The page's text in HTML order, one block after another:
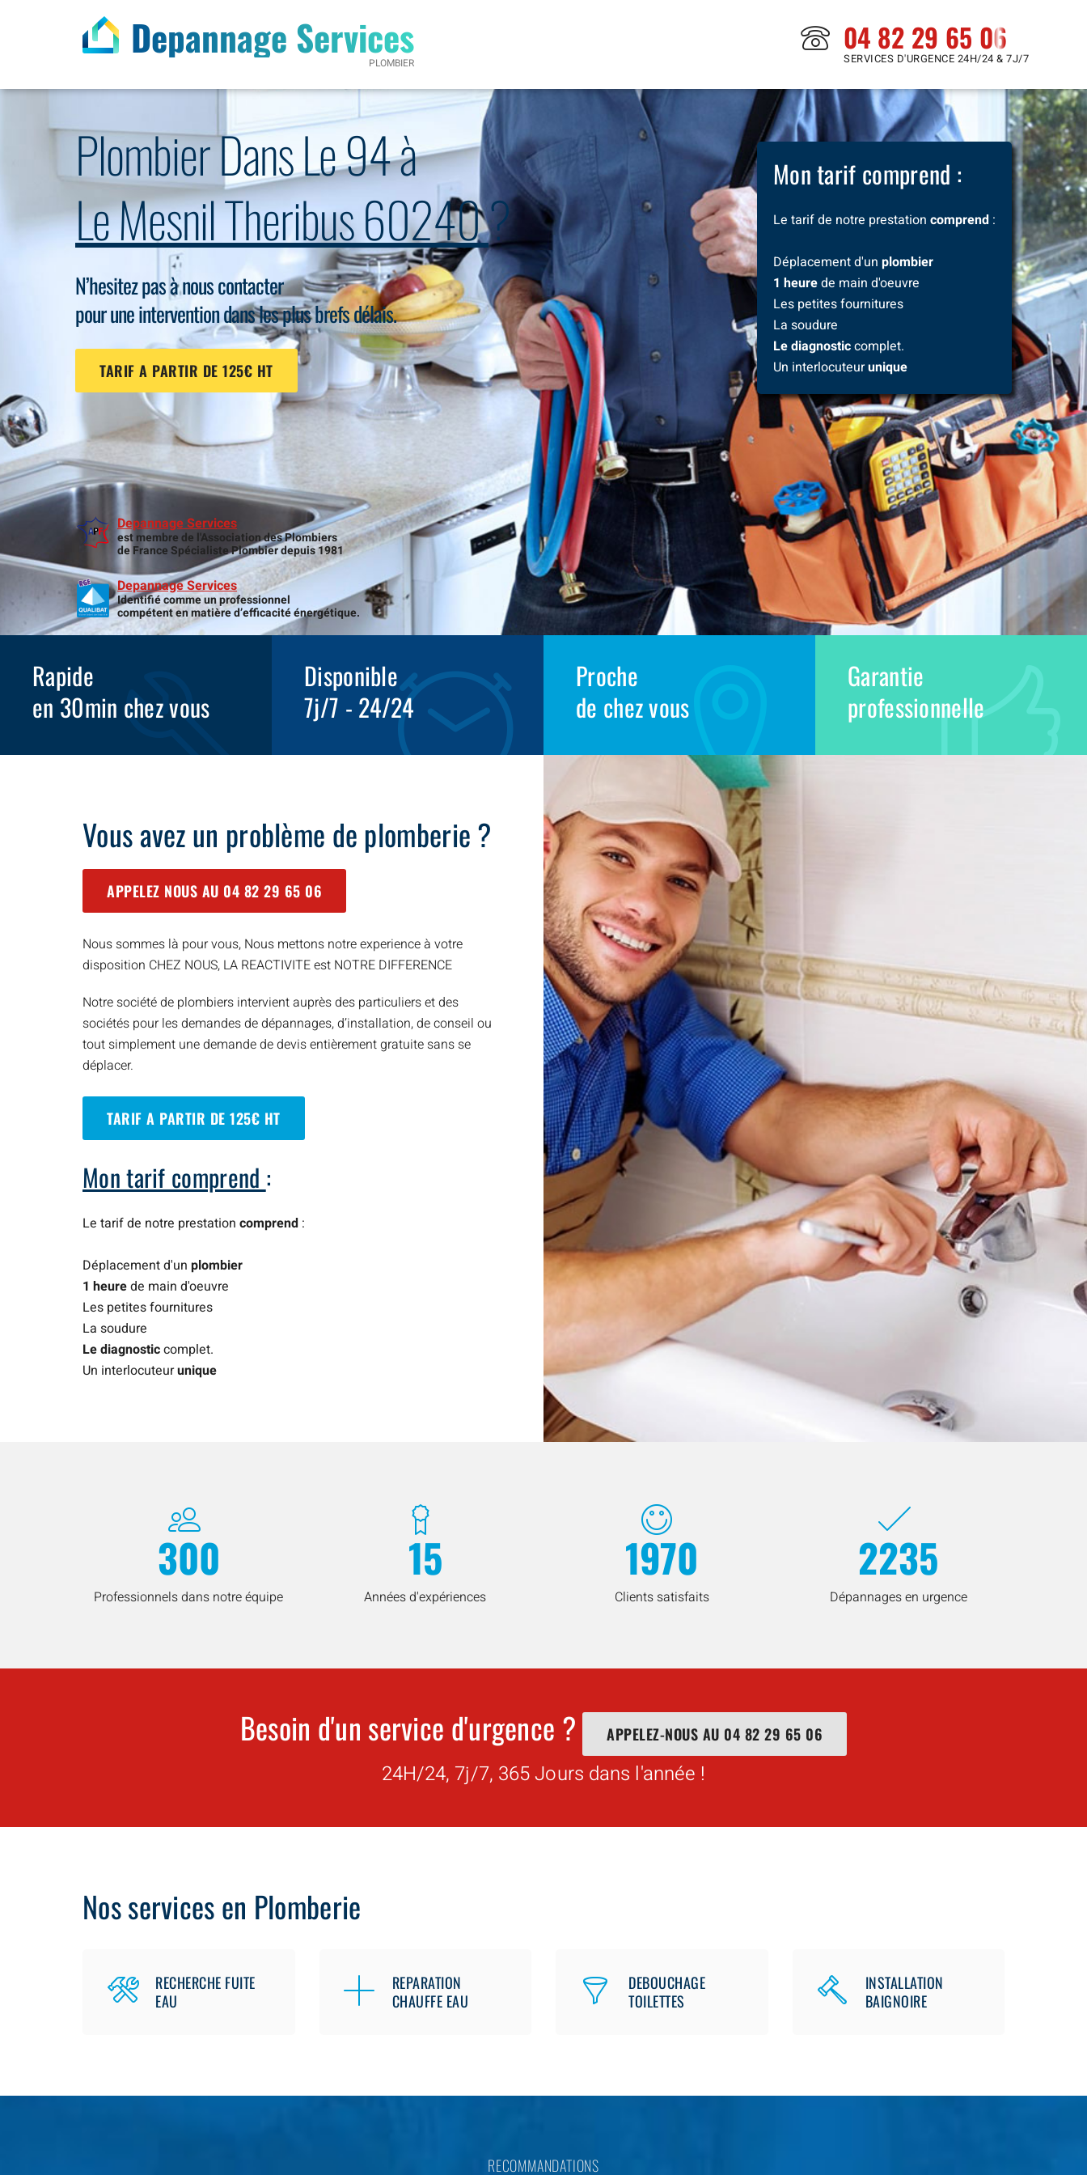
Depannage Services
PLOMBIER
04 82 29 65 06
SERVICES D'URGENCE 24H/24 & 7J/7
Mon tarif comprend :
Le tarif de notre prestation comprend :
Déplacement d'un plombier
1 heurede main d'oeuvre
Les petites fournitures
La soudure
Le diagnosticcomplet.
Un interlocuteurunique
Plombier Dans Le 94 à
Le Mesnil Theribus 60240?
N’hesitez pas à nous contacter
pour une intervention dans les plus brefs délais.
TARIF A PARTIR DE 125€ HT
Depannage Services
est membre de l'Association des Plombiers
de France Spécialiste Plombier depuis 1981
Depannage Services
Identifié comme un professionnel
compétent en matière d’efficacité énergétique.
Rapide
en 30min chez vous
Disponible
7j/7 - 24/24
Proche
de chez vous
Garantie
professionnelle
Vous avez un problème de plomberie ?
APPELEZ NOUS AU 04 82 29 65 06
Nous sommes là pour vous, Nous mettons notre experience à votre
disposition CHEZ NOUS, LA REACTIVITE est NOTRE DIFFERENCE
Notre société de plombiers intervient auprès des particuliers et des
sociétés pour les demandes de dépannages, d’installation, de conseil ou
tout simplement une demande de devis entièrement gratuite sans se
déplacer.
TARIF A PARTIR DE 125€ HT
Mon tarif comprend :
Le tarif de notre prestation comprend :
Déplacement d'un plombier
1 heurede main d'oeuvre
Les petites fournitures
La soudure
Le diagnosticcomplet.
Un interlocuteurunique
300
Professionnels dans notre équipe
15
Années d'expériences
1970
Clients satisfaits
2235
Dépannages en urgence
Besoin d'un service d'urgence ? APPELEZ-NOUS AU 04 82 29 65 06
24H/24, 7j/7, 365 Jours dans l'année !
Nos services en Plomberie
RECHERCHE FUITE
EAU
REPARATION
CHAUFFE EAU
DEBOUCHAGE
TOILETTES
INSTALLATION
BAIGNOIRE
RECOMMANDATIONS